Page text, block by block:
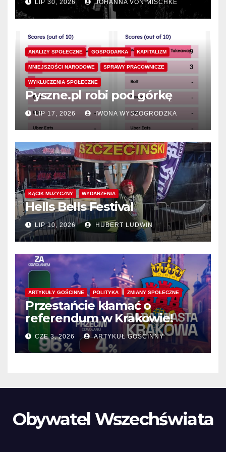
LIP 30, 2026 JOHANNA VON MISCHKE
ANALIZY SPOŁECZNE GOSPODARKA KAPITALIZM
MNIEJSZOŚCI NARODOWE SPRAWY PRACOWNICZE
WYKLUCZENIA SPOŁECZNE
Pyszne.pl robi pod górkę
LIP 17, 2026 IWONA WYSZOGRODZKA
KĄCIK MUZYCZNY WYDARZENIA
Hells Bells Festival
LIP 10, 2026 HUBERT LUDWIN
ARTYKUŁY GOŚCINNE POLITYKA ZMIANY SPOŁECZNE
Przestańcie kłamać o
referendum w Krakowie!
CZE 3, 2026 ARTYKUŁ GOŚCINNY
Obywatel Wszechświata